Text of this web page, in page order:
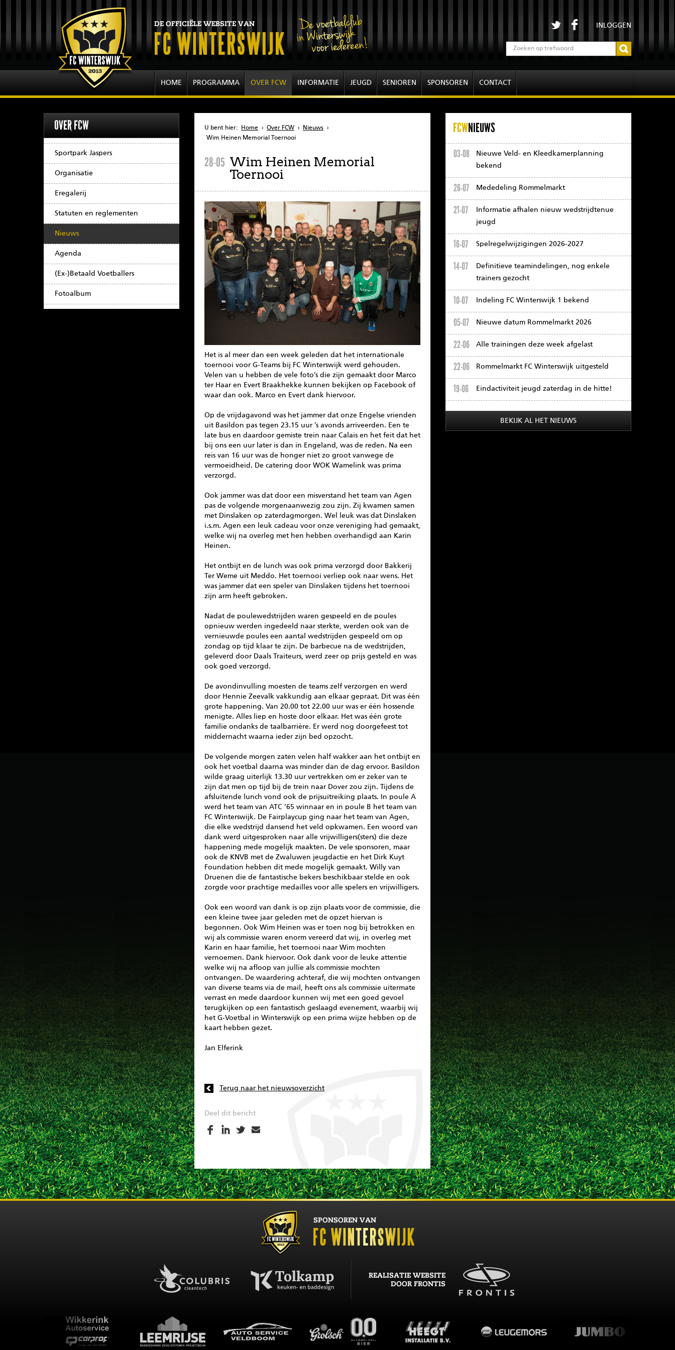
INLOGGEN
HOME PROGRAMMA OVER FCW INFORMATIE JEUGD SENIOREN SPONSOREN CONTACT
OVER FCW
Sportpark Jaspers
Organisatie
Eregalerij
Statuten en reglementen
Nieuws
Agenda
(Ex-)Betaald Voetballers
Fotoalbum
U bent hier: Home › Over FCW › Nieuws ›
Wim Heinen Memorial Toernooi
28-05 Wim Heinen Memorial
Toernooi
Het is al meer dan een week geleden dat het internationale
toernooi voor G-Teams bij FC Winterswijk werd gehouden.
Velen van u hebben de vele foto’s die zijn gemaakt door Marco
ter Haar en Evert Braakhekke kunnen bekijken op Facebook of
waar dan ook. Marco en Evert dank hiervoor.
Op de vrijdagavond was het jammer dat onze Engelse vrienden
uit Basildon pas tegen 23.15 uur ’s avonds arriveerden. Een te
late bus en daardoor gemiste trein naar Calais en het feit dat het
bij ons een uur later is dan in Engeland, was de reden. Na een
reis van 16 uur was de honger niet zo groot vanwege de
vermoeidheid. De catering door WOK Wamelink was prima
verzorgd.
Ook jammer was dat door een misverstand het team van Agen
pas de volgende morgenaanwezig zou zijn. Zij kwamen samen
met Dinslaken op zaterdagmorgen. Wel leuk was dat Dinslaken
i.s.m. Agen een leuk cadeau voor onze vereniging had gemaakt,
welke wij na overleg met hen hebben overhandigd aan Karin
Heinen.
Het ontbijt en de lunch was ook prima verzorgd door Bakkerij
Ter Weme uit Meddo. Het toernooi verliep ook naar wens. Het
was jammer dat een speler van Dinslaken tijdens het toernooi
zijn arm heeft gebroken.
Nadat de poulewedstrijden waren gespeeld en de poules
opnieuw werden ingedeeld naar sterkte, werden ook van de
vernieuwde poules een aantal wedstrijden gespeeld om op
zondag op tijd klaar te zijn. De barbecue na de wedstrijden,
geleverd door Daals Traiteurs, werd zeer op prijs gesteld en was
ook goed verzorgd.
De avondinvulling moesten de teams zelf verzorgen en werd
door Hennie Zeevalk vakkundig aan elkaar gepraat. Dit was één
grote happening. Van 20.00 tot 22.00 uur was er één hossende
menigte. Alles liep en hoste door elkaar. Het was één grote
familie ondanks de taalbarrière. Er werd nog doorgefeest tot
middernacht waarna ieder zijn bed opzocht.
De volgende morgen zaten velen half wakker aan het ontbijt en
ook het voetbal daarna was minder dan de dag ervoor. Basildon
wilde graag uiterlijk 13.30 uur vertrekken om er zeker van te
zijn dat men op tijd bij de trein naar Dover zou zijn. Tijdens de
afsluitende lunch vond ook de prijsuitreiking plaats. In poule A
werd het team van ATC ’65 winnaar en in poule B het team van
FC Winterswijk. De Fairplaycup ging naar het team van Agen,
die elke wedstrijd dansend het veld opkwamen. Een woord van
dank werd uitgesproken naar alle vrijwilligers(sters) die deze
happening mede mogelijk maakten. De vele sponsoren, maar
ook de KNVB met de Zwaluwen jeugdactie en het Dirk Kuyt
Foundation hebben dit mede mogelijk gemaakt. Willy van
Druenen die de fantastische bekers beschikbaar stelde en ook
zorgde voor prachtige medailles voor alle spelers en vrijwilligers.
Ook een woord van dank is op zijn plaats voor de commissie, die
een kleine twee jaar geleden met de opzet hiervan is
begonnen. Ook Wim Heinen was er toen nog bij betrokken en
wij als commissie waren enorm vereerd dat wij, in overleg met
Karin en haar familie, het toernooi naar Wim mochten
vernoemen. Dank hiervoor. Ook dank voor de leuke attentie
welke wij na afloop van jullie als commissie mochten
ontvangen. De waardering achteraf, die wij mochten ontvangen
van diverse teams via de mail, heeft ons als commissie uitermate
verrast en mede daardoor kunnen wij met een goed gevoel
terugkijken op een fantastisch geslaagd evenement, waarbij wij
het G-Voetbal in Winterswijk op een prima wijze hebben op de
kaart hebben gezet.
Jan Elferink
Terug naar het nieuwsoverzicht
Deel dit bericht
FCWNIEUWS
03-08
Nieuwe Veld- en Kleedkamerplanning
bekend
26-07 Mededeling Rommelmarkt
21-07
Informatie afhalen nieuw wedstrijdtenue
jeugd
16-07 Spelregelwijzigingen 2026-2027
14-07
Definitieve teamindelingen, nog enkele
trainers gezocht
10-07 Indeling FC Winterswijk 1 bekend
05-07 Nieuwe datum Rommelmarkt 2026
22-06 Alle trainingen deze week afgelast
22-06 Rommelmarkt FC Winterswijk uitgesteld
19-06 Eindactiviteit jeugd zaterdag in de hitte!
BEKIJK AL HET NIEUWS